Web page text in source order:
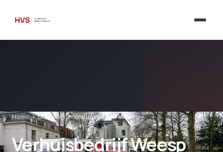
Homechevron_rightDienstenchevron_rightVerhuisbedrijf Weesp
Verhuisbedrijf Weesp